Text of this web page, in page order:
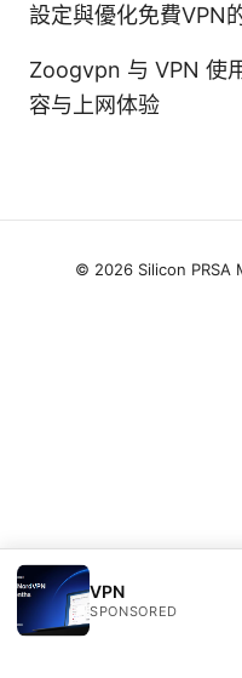
設定與優化免費VPN
Zoogvpn 与 VPN 使
容与上网体验
VPN
SPONSORED
© 2026 Silicon PRSA